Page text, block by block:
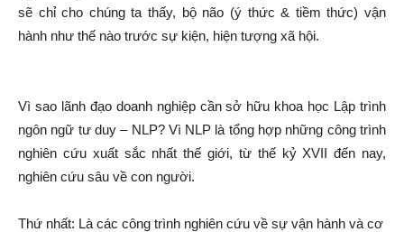
sẽ chỉ cho chúng ta thấy, bộ não (ý thức & tiềm thức) vận
hành như thế nào trước sự kiện, hiện tượng xã hội.
Vì sao lãnh đạo doanh nghiệp cần sở hữu khoa học Lập trình
ngôn ngữ tư duy – NLP? Vì NLP là tổng hợp những công trình
nghiên cứu xuất sắc nhất thế giới, từ thế kỷ XVII đến nay,
nghiên cứu sâu về con người.
Thứ nhất: Là các công trình nghiên cứu về sự vận hành và cơ